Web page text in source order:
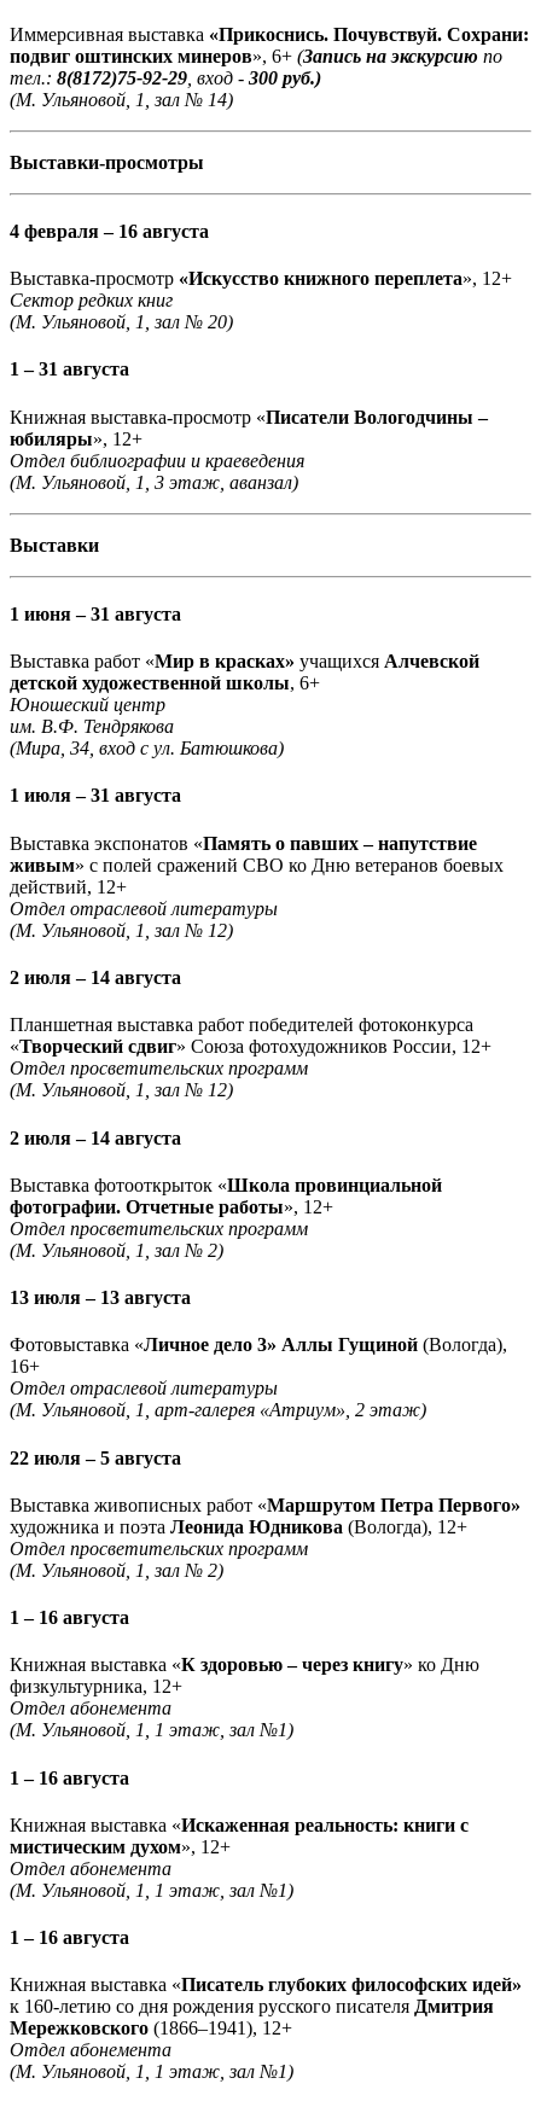
Иммерсивная выставка «Прикоснись. Почувствуй. Сохрани:
подвиг оштинских минеров», 6+ (Запись на экскурсию по
тел.: 8(8172)75-92-29 , вход - 300 руб.)
(М. Ульяновой, 1, зал № 14)
Выставки-просмотры
4 февраля – 16 августа
Выставка-просмотр «Искусство книжного переплета», 12+
Сектор редких книг
(М. Ульяновой, 1, зал № 20)
1 – 31 августа
Книжная выставка-просмотр «Писатели Вологодчины –
юбиляры», 12+
Отдел библиографии и краеведения
(М. Ульяновой, 1, 3 этаж, аванзал)
Выставки
1 июня – 31 августа
Выставка работ «Мир в красках» учащихся Алчевской
детской художественной школы, 6+
Юношеский центр
им. В.Ф. Тендрякова
(Мира, 34, вход с ул. Батюшкова)
1 июля – 31 августа
Выставка экспонатов «Память о павших – напутствие
живым» с полей сражений СВО ко Дню ветеранов боевых
действий, 12+
Отдел отраслевой литературы
(М. Ульяновой, 1, зал № 12)
2 июля – 14 августа
Планшетная выставка работ победителей фотоконкурса
«Творческий сдвиг» Союза фотохудожников России, 12+
Отдел просветительских программ
(М. Ульяновой, 1, зал № 12)
2 июля – 14 августа
Выставка фотооткрыток «Школа провинциальной
фотографии. Отчетные работы», 12+
Отдел просветительских программ
(М. Ульяновой, 1, зал № 2)
13 июля – 13 августа
Фотовыставка «Личное дело 3» Аллы Гущиной (Вологда),
16+
Отдел отраслевой литературы
(М. Ульяновой, 1, арт-галерея «Атриум», 2 этаж)
22 июля – 5 августа
Выставка живописных работ «Маршрутом Петра Первого»
художника и поэта Леонида Юдникова (Вологда), 12+
Отдел просветительских программ
(М. Ульяновой, 1, зал № 2)
1 – 16 августа
Книжная выставка «К здоровью – через книгу» ко Дню
физкультурника, 12+
Отдел абонемента
(М. Ульяновой, 1, 1 этаж, зал №1)
1 – 16 августа
Книжная выставка «Искаженная реальность: книги с
мистическим духом», 12+
Отдел абонемента
(М. Ульяновой, 1, 1 этаж, зал №1)
1 – 16 августа
Книжная выставка «Писатель глубоких философских идей»
к 160-летию со дня рождения русского писателя Дмитрия
Мережковского (1866–1941), 12+
Отдел абонемента
(М. Ульяновой, 1, 1 этаж, зал №1)